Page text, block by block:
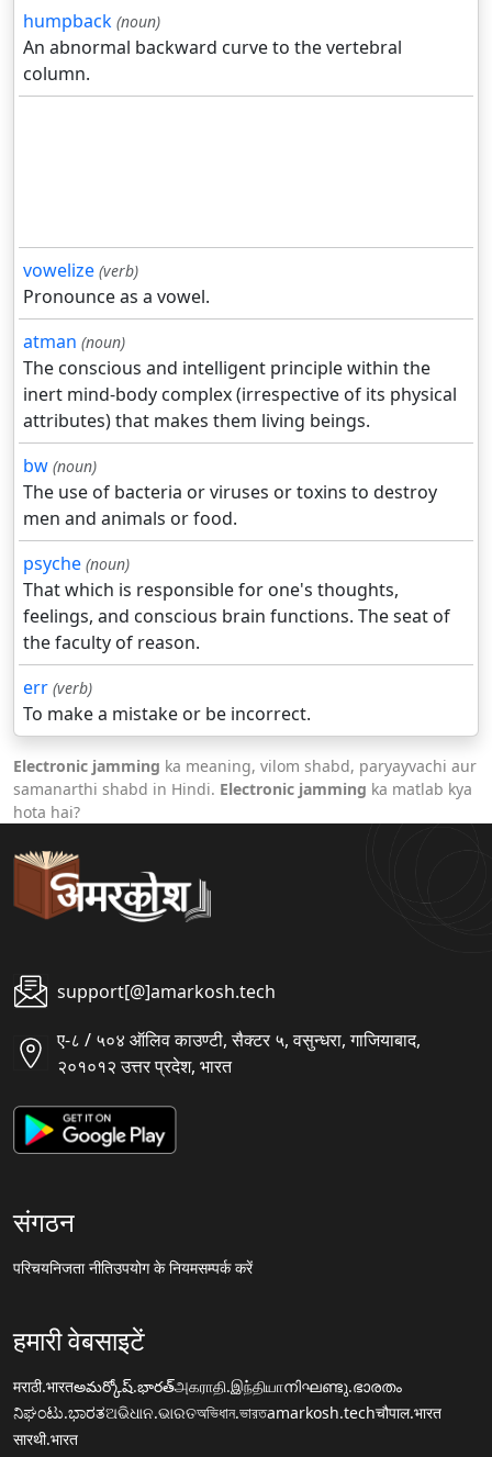
humpback (noun)
An abnormal backward curve to the vertebral
column.
vowelize (verb)
Pronounce as a vowel.
atman (noun)
The conscious and intelligent principle within the
inert mind-body complex (irrespective of its physical
attributes) that makes them living beings.
bw (noun)
The use of bacteria or viruses or toxins to destroy
men and animals or food.
psyche (noun)
That which is responsible for one's thoughts,
feelings, and conscious brain functions. The seat of
the faculty of reason.
err (verb)
To make a mistake or be incorrect.
Electronic jamming ka meaning, vilom shabd, paryayvachi aur
samanarthi shabd in Hindi. Electronic jamming ka matlab kya
hota hai?
support[@]amarkosh.tech
ए-८ / ५०४ ऑलिव काउण्टी, सैक्टर ५, वसुन्धरा, गाजियाबाद,
२०१०१२ उत्तर प्रदेश, भारत
संगठन
परिचयनिजता नीतिउपयोग के नियमसम्पर्क करें
हमारी वेबसाइटें
मराठी.भारतఅమర్కోష్.భారత్அகராதி.இந்தியாനിഘണ്ടു.ഭാരതം
ನಿಘಂಟು.ಭಾರತଅଭିଧାନ.ଭାରତঅভিধান.ভারতamarkosh.techचौपाल.भारत
सारथी.भारत